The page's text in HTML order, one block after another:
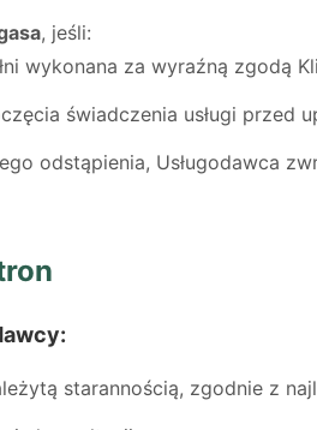
, jeśli:
wykonana za wyraźną zgodą
świadczenia usługi przed
odstąpienia, Usługodawca
starannością, zgodnie z